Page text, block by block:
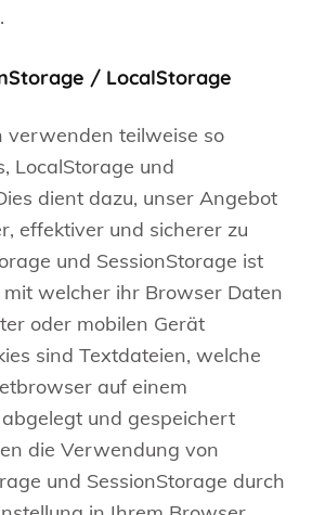
/ LocalStorage
verwenden teilweise so
LocalStorage und
dient dazu, unser Angebot
effektiver und sicherer zu
und SessionStorage ist
mit welcher ihr Browser Daten
oder mobilen Gerät
sind Textdateien, welche
auf einem
und gespeichert
die Verwendung von
und SessionStorage durch